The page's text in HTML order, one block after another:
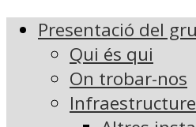
Presentació del
Qui és qui
On trobar-nos